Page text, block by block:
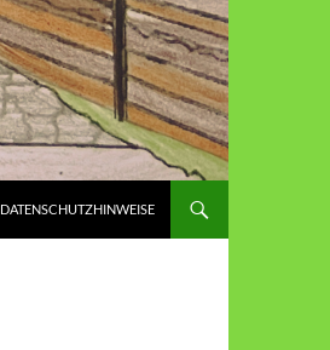
DATENSCHUTZHINWEISE